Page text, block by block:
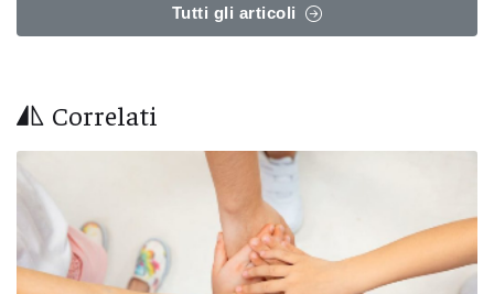
Tutti gli articoli
Correlati